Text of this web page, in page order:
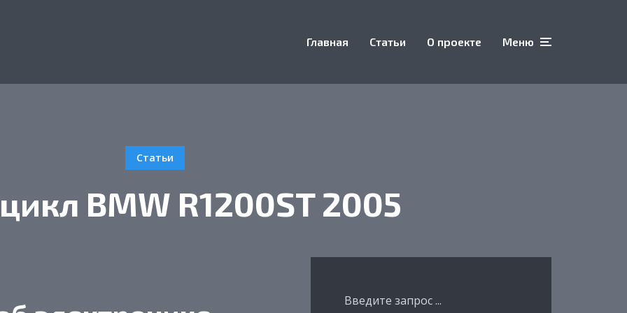
Главная Статьи О проекте Меню
Статьи
BMW R1200ST 2005